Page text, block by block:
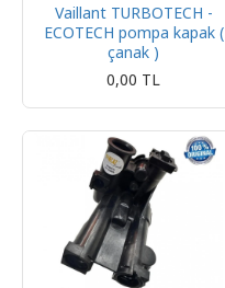
Vaillant TURBOTECH -
ECOTECH pompa kapak (
çanak )
0,00 TL